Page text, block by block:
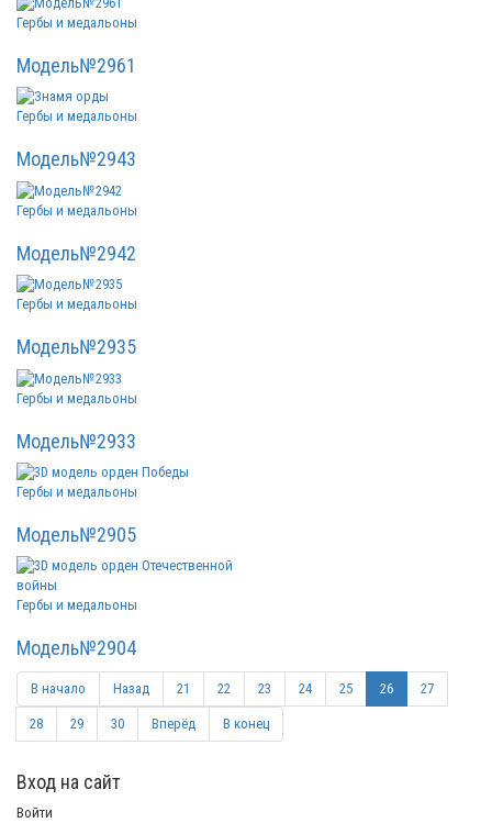
Гербы и медальоны
Модель№2961
Гербы и медальоны
Модель№2943
Гербы и медальоны
Модель№2942
Гербы и медальоны
Модель№2935
Гербы и медальоны
Модель№2933
Гербы и медальоны
Модель№2905
Гербы и медальоны
Модель№2904
В начало Назад 21 22 23 24 25 26 27
28 29 30 Вперёд В конец
Вход на сайт
Войти